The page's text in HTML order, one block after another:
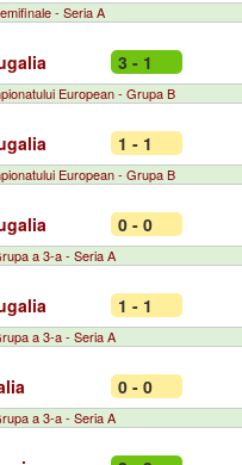
- Seria A
3 - 1
European - Grupa B
1 - 1
European - Grupa B
0 - 0
a 3-a - Seria A
1 - 1
a 3-a - Seria A
0 - 0
a 3-a - Seria A